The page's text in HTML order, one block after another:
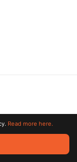
All trademarks
Read more here.